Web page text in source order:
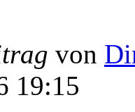
von
19:15